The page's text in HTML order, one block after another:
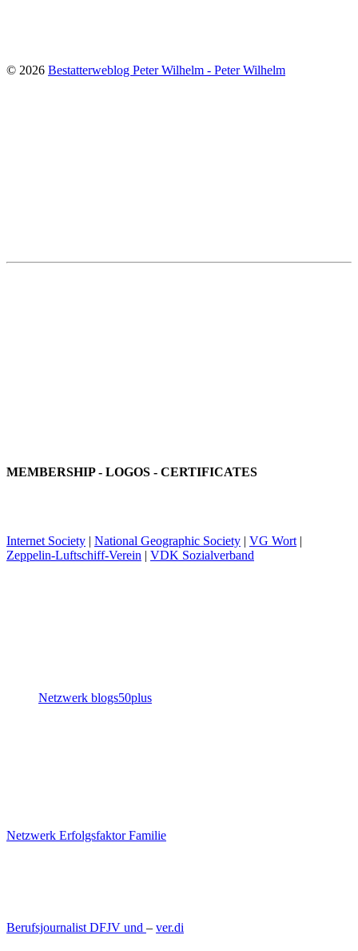
© 2026 Bestatterweblog Peter Wilhelm - Peter Wilhelm
MEMBERSHIP - LOGOS - CERTIFICATES
Internet Society | National Geographic Society | VG Wort |
Zeppelin-Luftschiff-Verein | VDK Sozialverband
Netzwerk blogs50plus
Netzwerk Erfolgsfaktor Familie
Berufsjournalist DFJV und – ver.di